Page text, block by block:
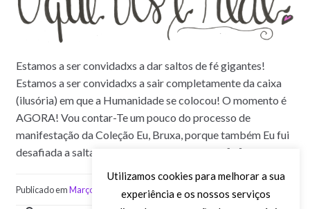
Estamos a ser convidadxs a dar saltos de fé gigantes!
Estamos a ser convidadxs a sair completamente da caixa
(ilusória) em que a Humanidade se colocou! O momento é
AGORA! Vou contar-Te um pouco do processo de
manifestação da Coleção Eu, Bruxa, porque também Eu fui
desafiada a saltar, a vários níveis. Estava eu a […]
Publicado emMarço 11, 2020 2 Comentários
Utilizamos cookies para melhorar a sua
experiência e os nossos serviços